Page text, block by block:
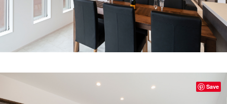
Save